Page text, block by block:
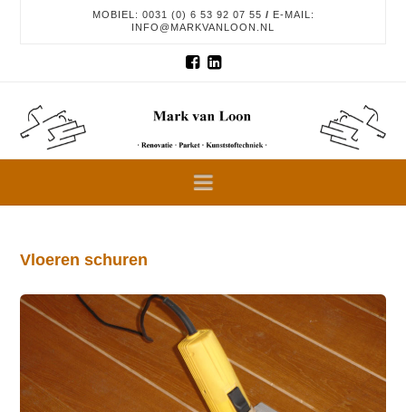
MOBIEL: 0031 (0) 6 53 92 07 55 / E-MAIL:
INFO@MARKVANLOON.NL
Mark
van
Loon
Navigation
Vloeren schuren